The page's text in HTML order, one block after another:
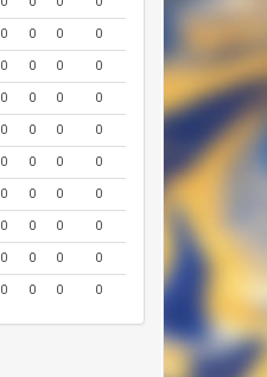
0 0 0
0
0 0 0
0
0 0 0
0
0 0 0
0
0 0 0
0
0 0 0
0
0 0 0
0
0 0 0
0
0 0 0 0